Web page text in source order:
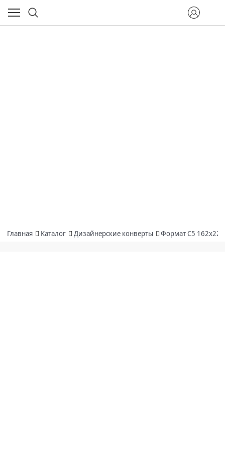
Главная Каталог Дизайнерские конверты Формат С5